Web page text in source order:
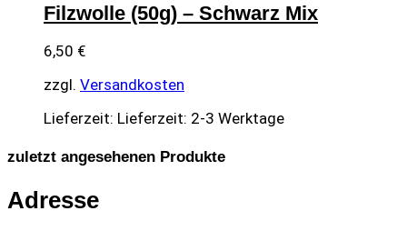
Filzwolle (50g) – Schwarz Mix
6,50 €
zzgl. Versandkosten
Lieferzeit: Lieferzeit: 2-3 Werktage
zuletzt angesehenen Produkte
Adresse